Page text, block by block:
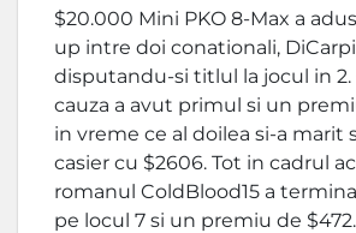
$20.000 Mini PKO 8-Max a
up intre doi conationali,
disputandu-si titlul la jocul in 2.
cauza a avut primul si un
in vreme ce al doilea si-a marit
casier cu $2606. Tot in cadrul
romanul ColdBlood15 a
pe locul 7 si un premiu de $472.